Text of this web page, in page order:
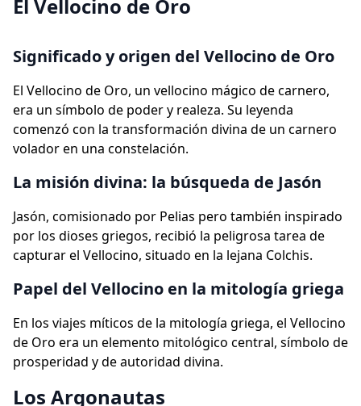
El Vellocino de Oro
Significado y origen del Vellocino de Oro
El Vellocino de Oro, un vellocino mágico de carnero,
era un símbolo de poder y realeza. Su leyenda
comenzó con la transformación divina de un carnero
volador en una constelación.
La misión divina: la búsqueda de Jasón
Jasón, comisionado por Pelias pero también inspirado
por los dioses griegos, recibió la peligrosa tarea de
capturar el Vellocino, situado en la lejana Colchis.
Papel del Vellocino en la mitología griega
En los viajes míticos de la mitología griega, el Vellocino
de Oro era un elemento mitológico central, símbolo de
prosperidad y de autoridad divina.
Los Argonautas